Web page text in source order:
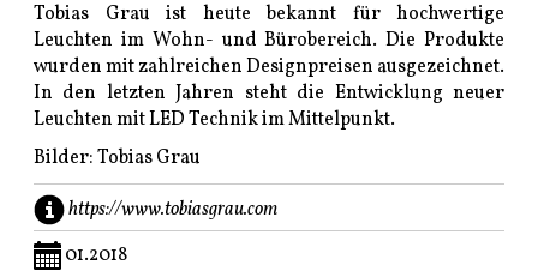
Tobias Grau ist heute bekannt für hochwertige
Leuchten im Wohn- und Bürobereich. Die Produkte
wurden mit zahlreichen Designpreisen ausgezeichnet.
In den letzten Jahren steht die Entwicklung neuer
Leuchten mit LED Technik im Mittelpunkt.
Bilder: Tobias Grau
https://www.tobiasgrau.com
01.2018